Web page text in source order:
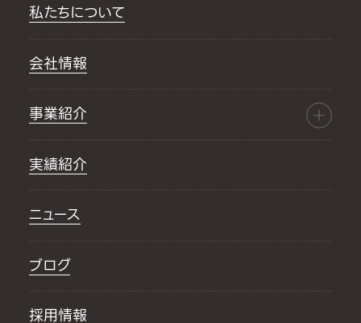
私たちについて
会社情報
事業紹介
実績紹介
ニュース
ブログ
採用情報